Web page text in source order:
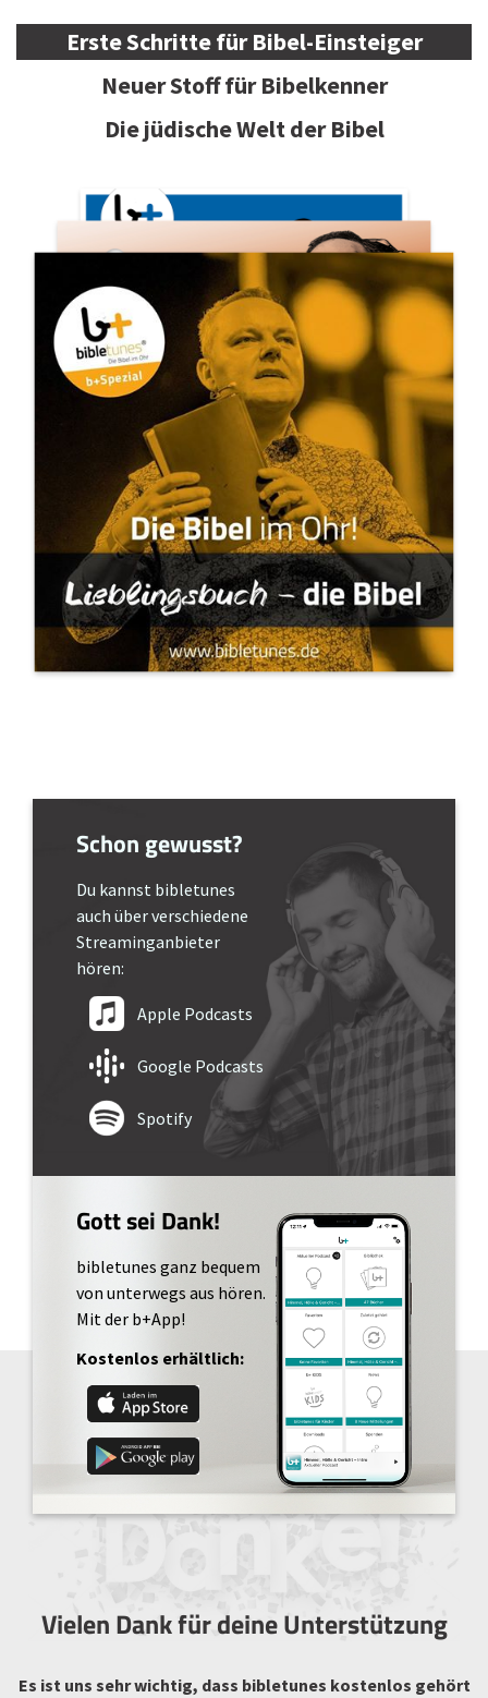
Erste Schritte für Bibel-Einsteiger
Neuer Stoff für Bibelkenner
Die jüdische Welt der Bibel
Schon gewusst?
Du kannst bibletunes
auch über verschiedene
Streaminganbieter
hören:
Apple Podcasts
Google Podcasts
Spotify
Gott sei Dank!
bibletunes ganz bequem
von unterwegs aus hören.
Mit der b+App!
Kostenlos erhältlich:
Vielen Dank für deine Unterstützung
Es ist uns sehr wichtig, dass bibletunes kostenlos gehört